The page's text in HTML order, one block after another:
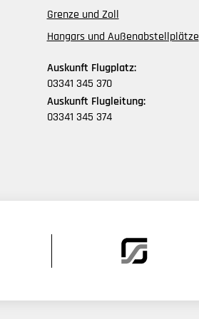
Grenze und Zoll
Hangars und Außenabstellplätze
Auskunft Flugplatz:
03341 345 370
Auskunft Flugleitung:
03341 345 374